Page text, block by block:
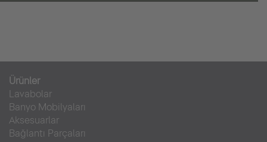
Ürünler
Lavabolar
Banyo Mobilyaları
Aksesuarlar
Bağlantı Parçaları